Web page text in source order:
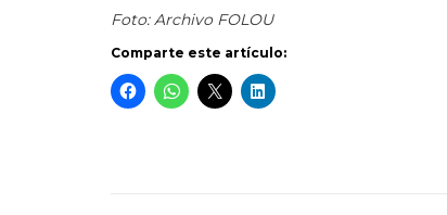
Foto: Archivo FOLOU
Comparte este artículo: